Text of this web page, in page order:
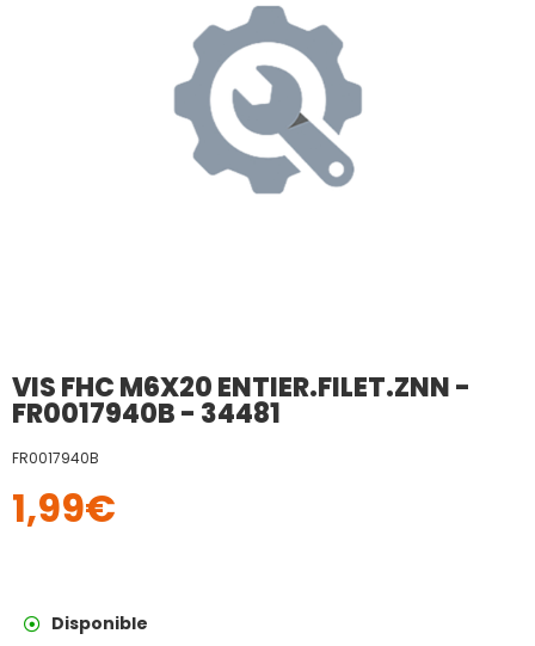
VIS FHC M6X20 ENTIER.FILET.ZNN -
FR0017940B - 34481
FR0017940B
1,99€
Disponible